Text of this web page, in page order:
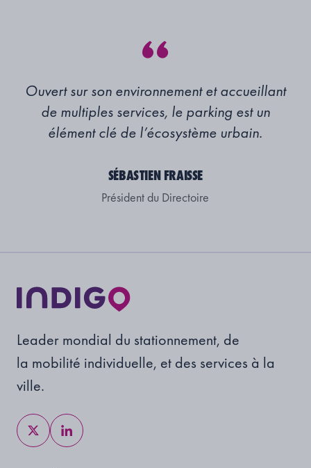
Ouvert sur son environnement et accueillant
de multiples services, le parking est un
élément clé de l’écosystème urbain.
SÉBASTIEN FRAISSE
Président du Directoire
Leader mondial du stationnement, de
la mobilité individuelle, et des services à la
ville.